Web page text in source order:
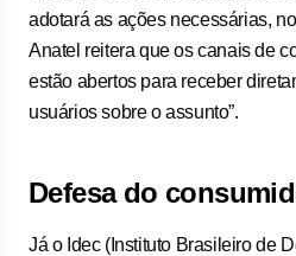
adotará as ações necessárias,
Anatel reitera que os canais de
estão abertos para receber
usuários sobre o assunto”.
Defesa do
Já o Idec (Instituto Brasileiro de